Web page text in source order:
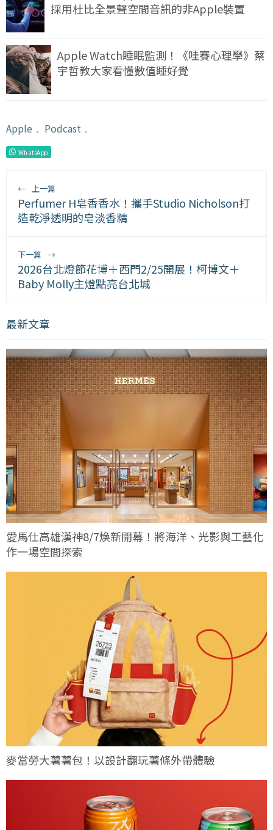
採用杜比全景聲空間音訊的非Apple裝置
Apple Watch睡眠監測！《哇賽心理學》蔡
宇哲教大家看懂數值睡好覺
Apple ﹒ Podcast ﹒
WhatsApp
← 上一篇
Perfumer H皂香香水！攜手Studio Nicholson打
造乾淨透明的皂淡香精
下一篇 →
2026台北燈節花博＋西門2/25開展！柯博文＋
Baby Molly主燈點亮台北城
最新文章
愛馬仕高雄漢神8/7煥新開幕！將海洋、光影與工藝化
作一場空間探索
麥當勞大薯薯包！以設計翻玩薯條外帶體驗